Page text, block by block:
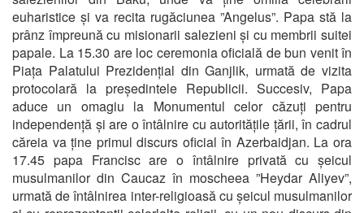
euharistice și va recita rugăciunea ”Angelus”. Papa stă la
prânz împreună cu misionarii salezieni și cu membrii suitei
papale. La 15.30 are loc ceremonia oficială de bun venit în
Piața Palatului Prezidențial din Ganjlik, urmată de vizita
protocolară la președintele Republicii. Succesiv, Papa
aduce un omagiu la Monumentul celor căzuți pentru
independență și are o întâlnire cu autoritățile țării, în cadrul
căreia va ține primul discurs oficial în Azerbaidjan. La ora
17.45 papa Francisc are o întâlnire privată cu șeicul
musulmanilor din Caucaz în moscheea ”Heydar Aliyev”,
urmată de întâlnirea inter-religioasă cu șeicul musulmanilor